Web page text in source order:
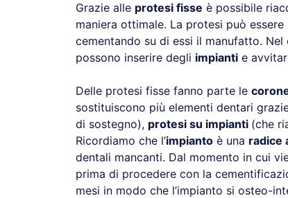
Grazie alle protesi fisse è possibile
maniera ottimale. La protesi può
cementando su di essi il manufatto.
possono inserire degli impianti e
Delle protesi fisse fanno parte le
sostituiscono più elementi dentari
di sostegno), protesi su impianti (che
Ricordiamo che l’impianto è una radice
dentali mancanti. Dal momento in cui
prima di procedere con la
mesi in modo che l’impianto si osteo-